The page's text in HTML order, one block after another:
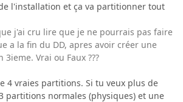
l'installation et ça va partitionner tout
j'ai cru lire que je ne pourrais pas faire
a la fin du DD, apres avoir créer une
Vrai ou Faux ???
4 vraies partitions. Si tu veux plus de
partitions normales (physiques) et une